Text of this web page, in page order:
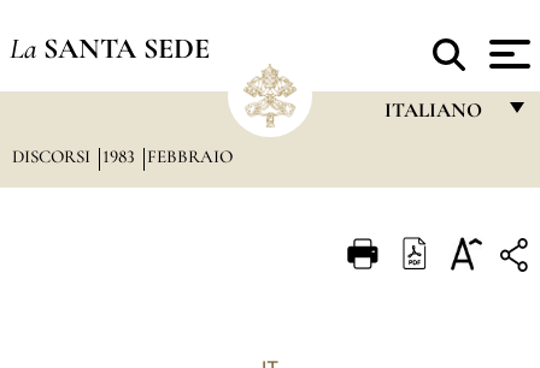
La SANTA SEDE
ITALIANO
ITALIANO
DISCORSI 1983 FEBBRAIO